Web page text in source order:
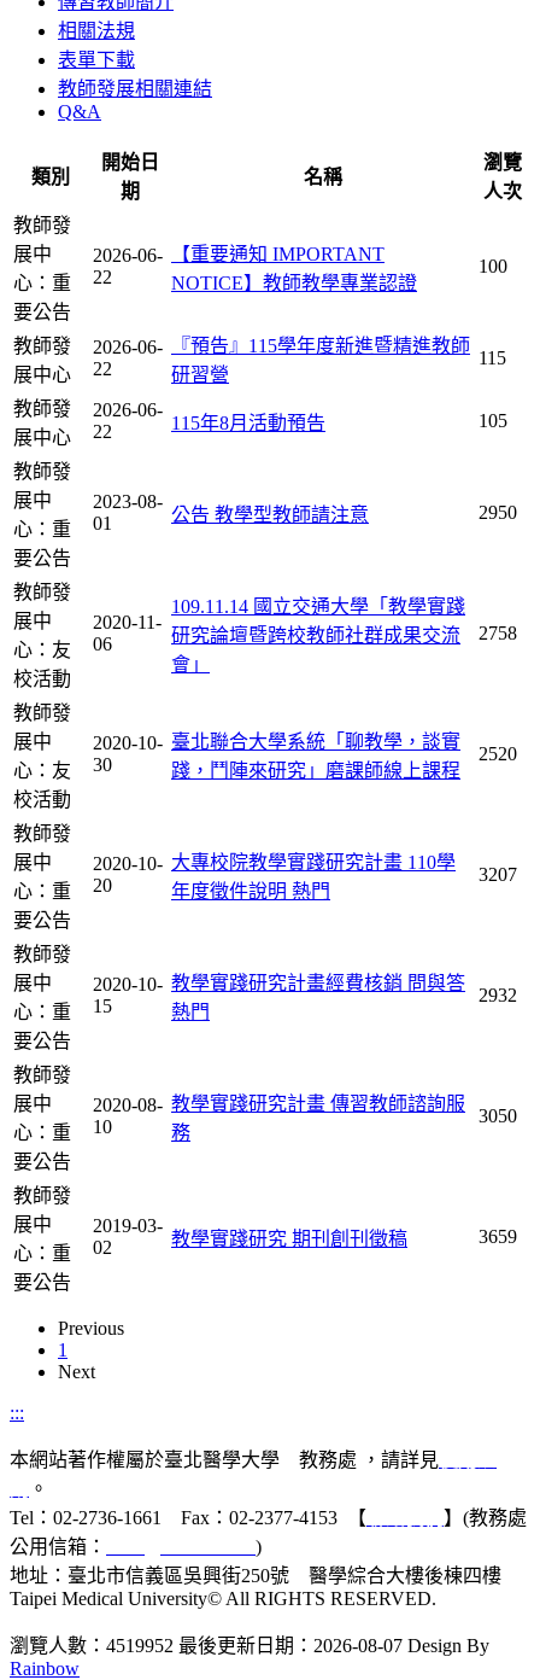
相關法規
表單下載
教師發展相關連結
Q&A
類別
開始日
期
名稱
瀏覽
人次
教師發
展中
心：重
要公告
2026-06-
22
【重要通知 IMPORTANT
NOTICE】教師教學專業認證
100
教師發
展中心
2026-06-
22
『預告』115學年度新進暨精進教師
研習營
115
教師發
展中心
2026-06-
22
115年8月活動預告 105
教師發
展中
心：重
要公告
2023-08-
01
公告 教學型教師請注意 2950
教師發
展中
心：友
校活動
2020-11-
06
109.11.14 國立交通大學「教學實踐
研究論壇暨跨校教師社群成果交流
會」
2758
教師發
展中
心：友
校活動
2020-10-
30
臺北聯合大學系統「聊教學，談實
踐，鬥陣來研究」磨課師線上課程
2520
教師發
展中
心：重
要公告
2020-10-
20
大專校院教學實踐研究計畫 110學
年度徵件說明 熱門
3207
教師發
展中
心：重
要公告
2020-10-
15
教學實踐研究計畫經費核銷 問與答
熱門
2932
教師發
展中
心：重
要公告
2020-08-
10
教學實踐研究計畫 傳習教師諮詢服
務
3050
教師發
展中
心：重
要公告
2019-03-
02
教學實踐研究 期刊創刊徵稿 3659
Previous
1
Next
:::
本網站著作權屬於臺北醫學大學 教務處 ，請詳見
。
Tel：02-2736-1661 Fax：02-2377-4153 【
】(教務處
公用信箱：
)
地址：臺北市信義區吳興街250號 醫學綜合大樓後棟四樓
Taipei Medical University© All RIGHTS RESERVED.
瀏覽人數：4519952 最後更新日期：2026-08-07 Design By
Rainbow